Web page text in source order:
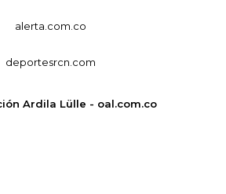
alerta.com.co
deportesrcn.com
Ardila Lülle - oal.com.co